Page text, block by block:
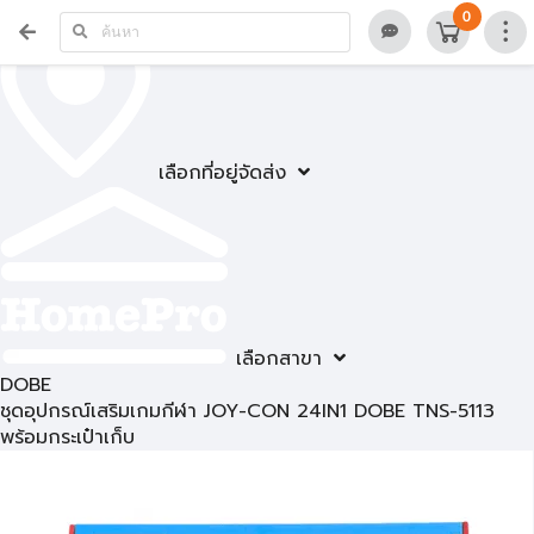
เลือกที่อยู่จัดส่ง
เลือกสาขา
0
DOBE
ชุดอุปกรณ์เสริมเกมกีฬา JOY-CON 24IN1 DOBE TNS-5113
พร้อมกระเป๋าเก็บ